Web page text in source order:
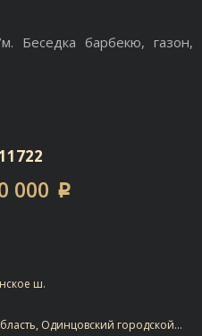
Беседка барбекю, газон,
000 p
ш.
Одинцовский городской…